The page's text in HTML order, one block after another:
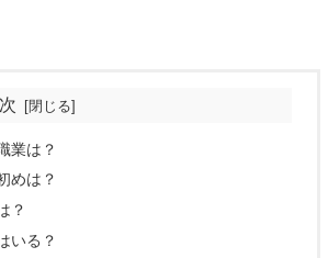
業は？
めは？
？
いる？